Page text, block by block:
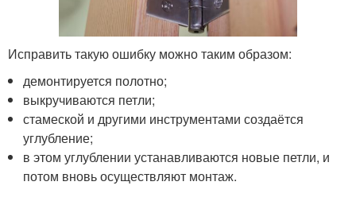
Исправить такую ошибку можно таким образом:
демонтируется полотно;
выкручиваются петли;
стамеской и другими инструментами создаётся
углубление;
в этом углублении устанавливаются новые петли, и
потом вновь осуществляют монтаж.